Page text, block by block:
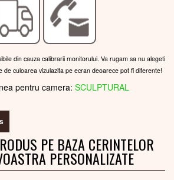
din cauza calibrarii monitorului. Va rugam sa nu alegeti
de culoarea vizulazita pe ecran deoarece pot fi diferente!
pentru camera: SCULPTURAL
PE BAZA CERINTELOR
PERSONALIZATE